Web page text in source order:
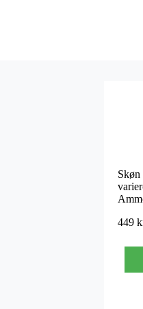
Skøn
449